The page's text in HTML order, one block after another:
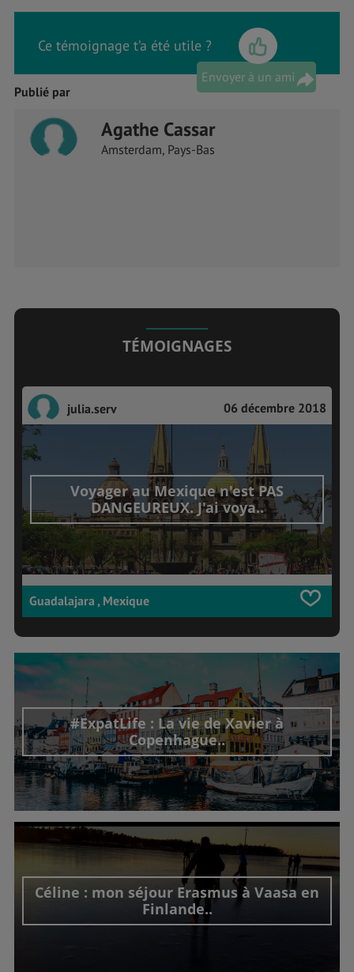
Ce témoignage t’a été utile ?
Envoyer à un ami
Publié par
Agathe Cassar
Amsterdam, Pays-Bas
TÉMOIGNAGES
julia.serv 06 décembre 2018
Voyager au Mexique n'est PAS
DANGEUREUX. J'ai voya..
Guadalajara , Mexique
#ExpatLife : La vie de Xavier à
Copenhague..
Découvrir cet interview
Céline : mon séjour Erasmus à Vaasa en
Finlande..